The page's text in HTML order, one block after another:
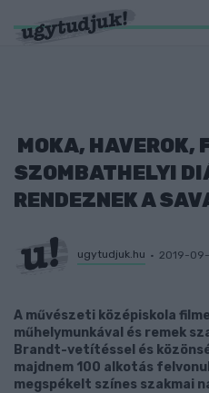
MOKA, HAVEROK,
SZOMBATHELYI
RENDEZNEK A
ugytudjuk.hu 2019-09-
A művészeti középiskola
műhelymunkával és remek
Brandt-vetítéssel és
majdnem 100 alkotás
megspékelt színes szakmai